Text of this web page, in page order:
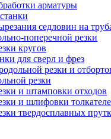
арматуры
седловин на
поперечной резки
кругов
для сверл и фрез
резки и
резки
и штамповки отходов
и шлифовки
твердосплавных